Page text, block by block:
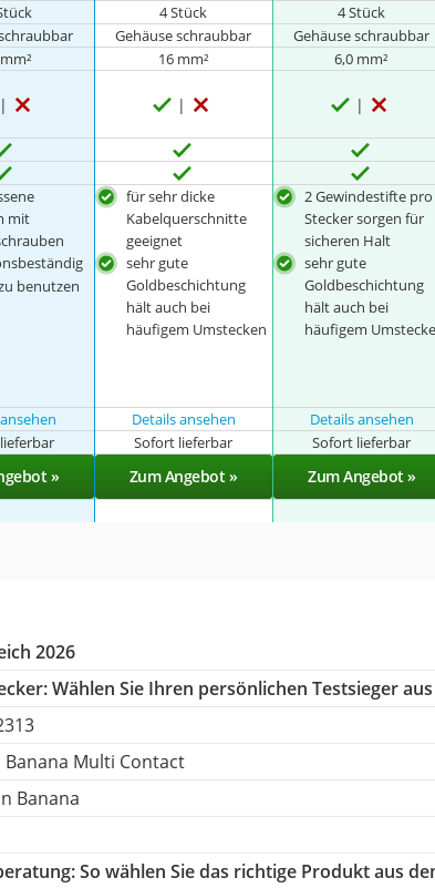
4 Stück 4 Stück
Gehäuse schraubbar Gehäuse schraubbar
16 mm² 6,0 mm²
mit
benutzen
für sehr dicke
Kabelquerschnitte
geeignet
sehr gute
Goldbeschichtung
hält auch bei
häufigem Umstecken
2 Gewindestifte pro
Stecker sorgen für
sicheren Halt
sehr gute
Goldbeschichtung
hält auch bei
häufigem
Details ansehen Details ansehen
Sofort lieferbar Sofort lieferbar
» Zum Angebot » Zum Angebot »
2026
Wählen Sie Ihren persönlichen Testsieger
Multi Contact
Banana
: So wählen Sie das richtige Produkt aus